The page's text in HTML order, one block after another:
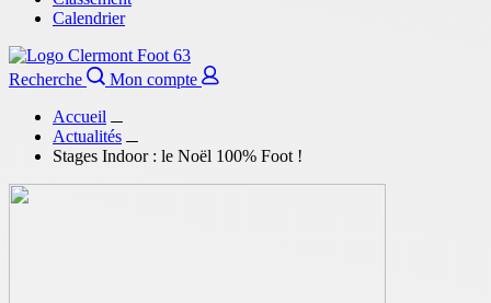
Calendrier
Recherche
Mon compte
Accueil
Actualités
Stages Indoor : le Noël 100% Foot !